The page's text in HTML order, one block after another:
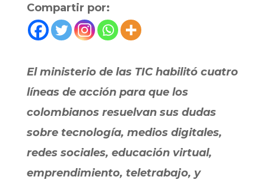
Compartir por:
El ministerio de las TIC habilitó cuatro
líneas de acción para que los
colombianos resuelvan sus dudas
sobre tecnología, medios digitales,
redes sociales, educación virtual,
emprendimiento, teletrabajo, y